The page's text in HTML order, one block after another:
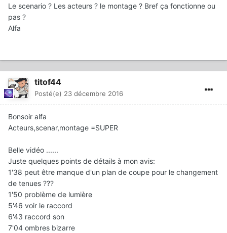
Le scenario ? Les acteurs ? le montage ? Bref ça fonctionne ou
pas ?
Alfa
titof44
Posté(e) 23 décembre 2016
Bonsoir alfa
Acteurs,scenar,montage =SUPER
Belle vidéo ......
Juste quelques points de détails à mon avis:
1'38 peut être manque d'un plan de coupe pour le changement
de tenues ???
1'50 problème de lumière
5'46 voir le raccord
6'43 raccord son
7'04 ombres bizarre